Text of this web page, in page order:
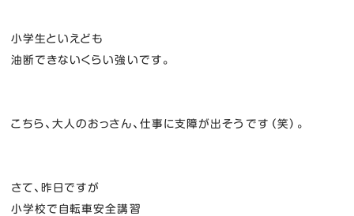
小学生といえども
油断できないくらい強いです。
こちら、大人のおっさん、仕事に支障が出そうです（笑）。
さて、昨日ですが
小学校で自転車安全講習